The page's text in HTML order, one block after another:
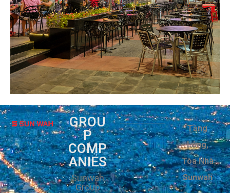
GROU
P
COMP
ANIES
Sunwah
Group
Tầng
Lửng,
Tòa Nhà
Sunwah